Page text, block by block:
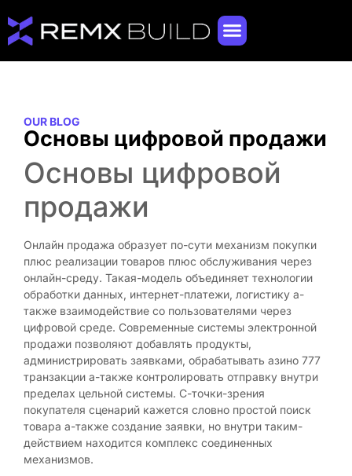
OUR BLOG
Основы цифровой продажи
Основы цифровой
продажи
Онлайн продажа образует по-сути механизм покупки
плюс реализации товаров плюс обслуживания через
онлайн-среду. Такая-модель объединяет технологии
обработки данных, интернет-платежи, логистику а-
также взаимодействие со пользователями через
цифровой среде. Современные системы электронной
продажи позволяют добавлять продукты,
администрировать заявками, обрабатывать азино 777
транзакции а-также контролировать отправку внутри
пределах цельной системы. С-точки-зрения
покупателя сценарий кажется словно простой поиск
товара а-также создание заявки, но внутри таким-
действием находится комплекс соединенных
механизмов.